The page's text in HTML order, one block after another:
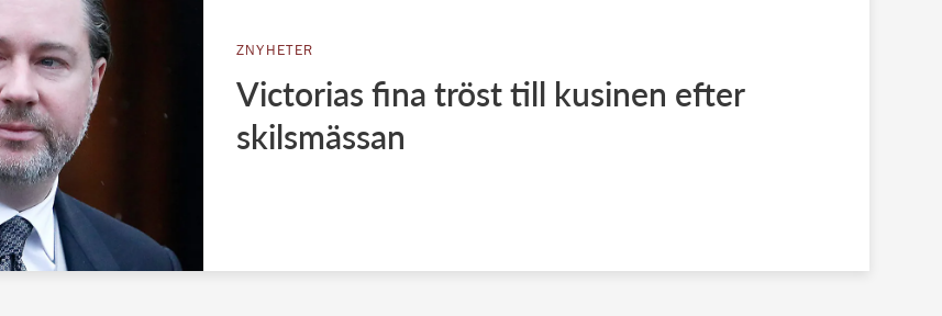
ZNYHETER
Victorias fina tröst till kusinen efter
skilsmässan